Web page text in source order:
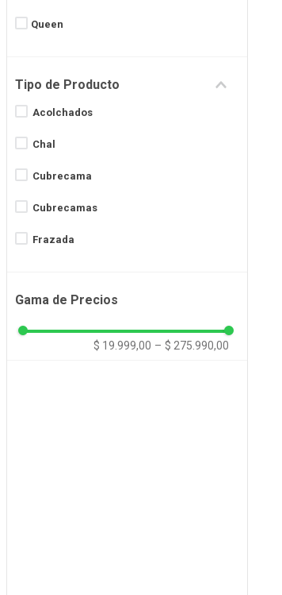
Queen
Tipo de Producto
Acolchados
Chal
Cubrecama
Cubrecamas
Frazada
Juegos de Sábanas
Manta
Gama de Precios
$ 19.999,00 – $ 275.990,00